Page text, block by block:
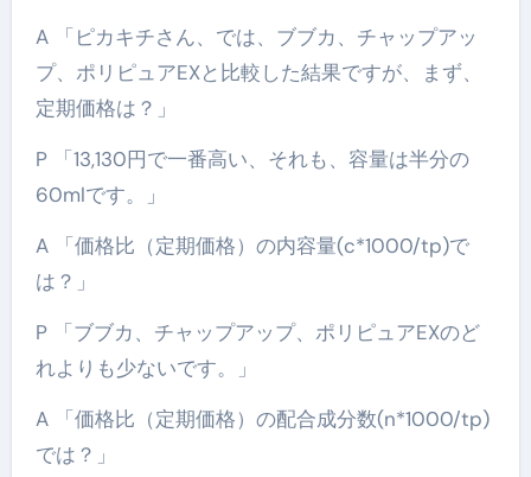
A 「ピカキチさん、では、ブブカ、チャップアッ
プ、ポリピュアEXと比較した結果ですが、まず、
定期価格は？」
P 「13,130円で一番高い、それも、容量は半分の
60mlです。」
A 「価格比（定期価格）の内容量(c*1000/tp)で
は？」
P 「ブブカ、チャップアップ、ポリピュアEXのど
れよりも少ないです。」
A 「価格比（定期価格）の配合成分数(n*1000/tp)
では？」